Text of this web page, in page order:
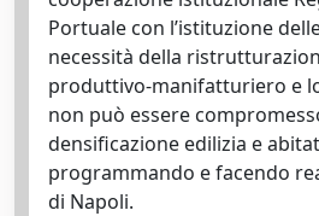
Portuale con l’istituzione
necessità della
produttivo-manifatturiero e
non può essere
densificazione edilizia e
programmando e facendo
di Napoli.